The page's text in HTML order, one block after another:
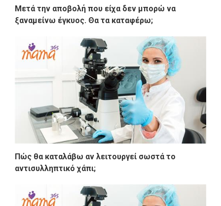
Μετά την αποβολή που είχα δεν μπορώ να
ξαναμείνω έγκυος. Θα τα καταφέρω;
Πώς θα καταλάβω αν λειτουργεί σωστά το
αντισυλληπτικό χάπι;